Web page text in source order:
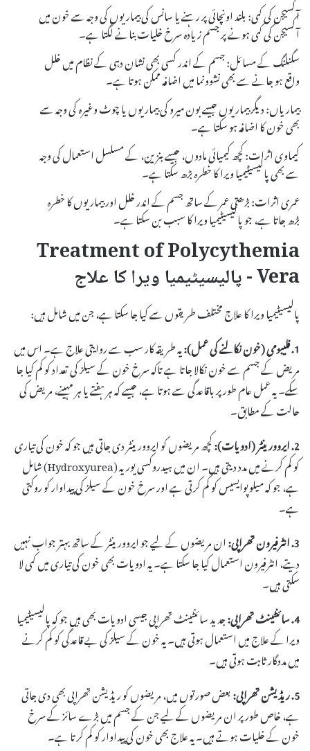
آکسیجن کی کمی: بلند اونچائی پر رہنے یا سانس کی بیماریوں کی وجہ سے خون میں
آکسیجن کی کمی ہونے پر جسم زیادہ سرخ خلیات بنانے لگتا ہے۔
سگنلنگ کے مسائل: جسم کے اندر کسی بھی نشان دہی کے نظام میں خلل
واقع ہو جانے سے بھی نشوونما میں اضافہ ممکن ہوتا ہے۔
بیماریاں: دیگر بیماریوں جیسے بون میرو کی بیماریوں یا چوٹ وغیرہ کی وجہ سے
بھی خون کا اضافہ ہو سکتا ہے۔
کیماوی اثرات: کچھ کیمیائی مادوں، جیسے بنزین، کے مسلسل استعمال کی وجہ
سے بھی پالیسیٹیمیا ویرا کا خطرہ بڑھ سکتا ہے۔
عمری اثرات: بڑھتی عمر کے ساتھ جسم کے اندر خلل اور بیماریوں کا خطرہ
بڑھ جاتا ہے، جو پالیسیٹیمیا ویرا کا سبب بن سکتا ہے۔
Treatment of Polycythemia
Vera - پالیسیٹیمیا ویرا کا علاج
پالیسیٹیمیا ویرا کا علاج مختلف طریقوں سے کیا جا سکتا ہے، جن میں شامل ہیں:
1. فلیبومی (خون نکالنے کی عمل):
یہ طریقہ کار سب سے روایتی علاج ہے۔ اس میں
مریض کے جسم سے خون نکالا جاتا ہے تاکہ سرخ خون کے سیلز کی تعداد کو کم کیا جا
سکے۔ یہ عمل عام طور پر باقاعدگی سے ہوتا ہے، جیسے کہ ہر ہفتے یا ہر مہینے، مریض کی
حالت کے مطابق۔
2. ایروورینٹر (ادویات):
کچھ مریضوں کو ایروورینٹر دی جاتی ہیں جو کہ خون کی تیاری
کو کم کرنے میں مدد دیتی ہیں۔ ان میں ہیدروکسی یوریہ (Hydroxyurea) شامل
ہے، جو کہ میلوپوایسیس کو کم کرتی ہے اور سرخ خون کے سیلز کی پیداوار کو روکتی
ہے۔
3. انٹرفیرون تھراپی:
ان مریضوں کے لیے جو ایروورینٹر کے ساتھ بہتر جواب نہیں
دیتے، انٹرفیرون استعمال کیا جا سکتا ہے۔ یہ ادویات بھی خون کی تیاری میں کمی لا
سکتی ہیں۔
4. سائنٹینٹ تھراپی:
جدید سائنٹینٹ تھراپی جیسی ادویات بھی ہیں جو کہ پالیسیٹیمیا
ویرا کے علاج میں استعمال ہوتی ہیں۔ یہ خون کے سیلز کی بے قاعدگی کو کم کرنے
میں مددگار ثابت ہوتی ہیں۔
5. ریڈیشن تھراپی:
بعض صورتوں میں، مریضوں کو ریڈیشن تھراپی بھی دی جاتی
ہے، خاص طور پر ان مریضوں کے لیے جن کے جسم میں بڑے سائز کے سرخ
خون کے خلیات ہوتے ہیں۔ یہ علاج بھی خون کی پیداوار کو کم کرتا ہے۔